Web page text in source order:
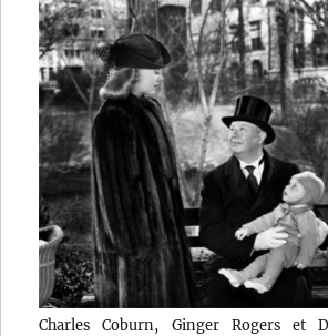
Charles Coburn, Ginger Rogers et